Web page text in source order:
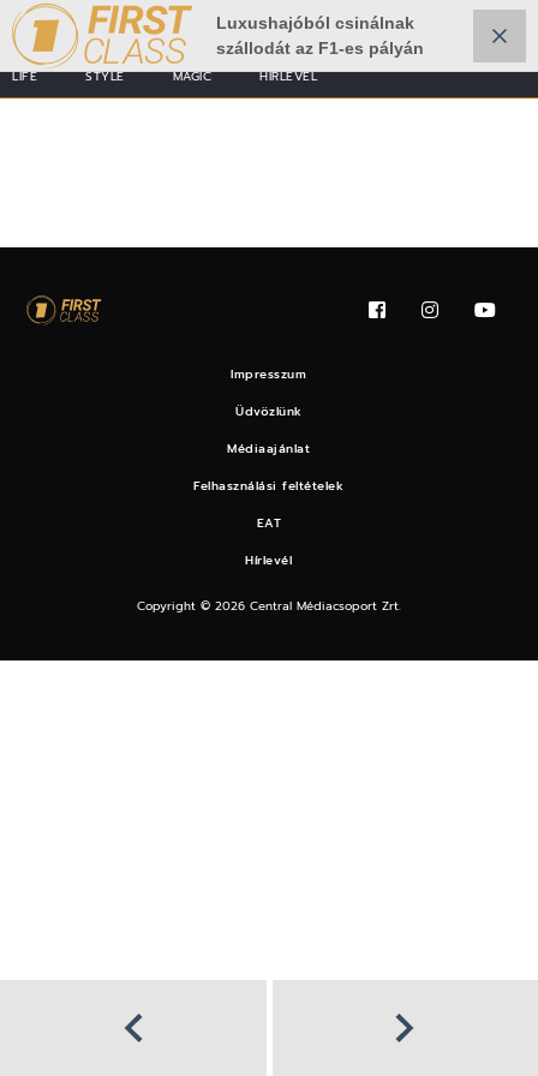
LIFE STYLE MAGIC HÍRLEVÉL
Luxushajóból csinálnak
szállodát az F1-es pályán
Impresszum
Üdvözlünk
Médiaajánlat
Felhasználási feltételek
EAT
Hírlevél
Copyright © 2026 Central Médiacsoport Zrt.